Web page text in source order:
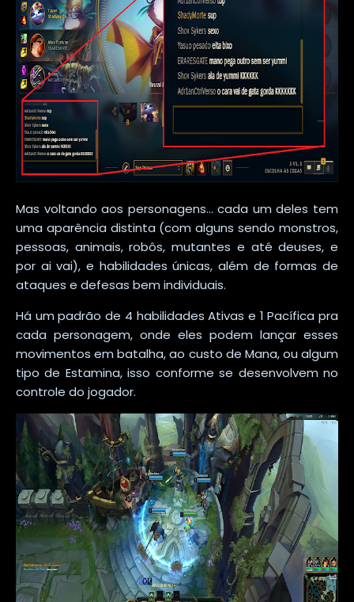
Mas voltando aos personagens... cada um deles tem
uma aparência distinta (com alguns sendo monstros,
pessoas, animais, robôs, mutantes e até deuses, e
por ai vai), e habilidades únicas, além de formas de
ataques e defesas bem individuais.
Há um padrão de 4 habilidades Ativas e 1 Pacífica pra
cada personagem, onde eles podem lançar esses
movimentos em batalha, ao custo de Mana, ou algum
tipo de Estamina, isso conforme se desenvolvem no
controle do jogador.